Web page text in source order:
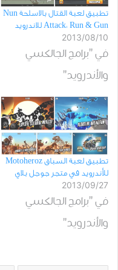
تطبيق لعبة القتال بالاسلحة Nun
Attack: Run & Gun للاندرويد
2013/08/10
في "برامج الجالكسي
والأندرويد"
تطبيق لعبة السباق Motoheroz
للأندرويد في متجر جوجل بلاي
2013/09/27
في "برامج الجالكسي
والأندرويد"